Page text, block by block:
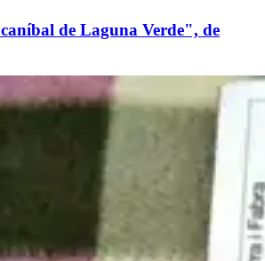
de Laguna Verde", de